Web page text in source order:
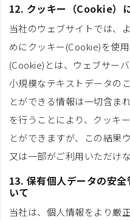
12. クッキー（Cookie）
当社のウェブサイトでは、
めにクッキー(Cookie)を使
(Cookie)とは、ウェブサー
小規模なテキストデータの
とができる情報は一切含ま
を行うことにより、クッキ
とができますが、この結果
又は一部がご利用いただけ
13. 保有個人データの安
いて
当社は、個人情報をより厳